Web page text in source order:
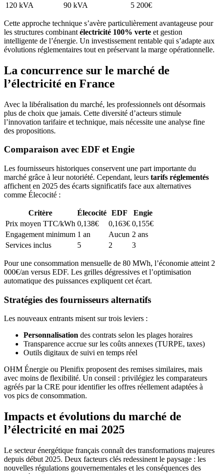
120 kVA
90 kVA 5 200€
Cette approche technique s’avère particulièrement avantageuse pour
les structures combinant électricité 100% verte et gestion
intelligente de l’énergie. Un investissement rentable qui s’adapte aux
évolutions réglementaires tout en préservant la marge opérationnelle.
La concurrence sur le marché de
l’électricité en France
Avec la libéralisation du marché, les professionnels ont désormais
plus de choix que jamais. Cette diversité d’acteurs stimule
l’innovation tarifaire et technique, mais nécessite une analyse fine
des propositions.
Comparaison avec EDF et Engie
Les fournisseurs historiques conservent une part importante du
marché grâce à leur notoriété. Cependant, leurs tarifs réglementés
affichent en 2025 des écarts significatifs face aux alternatives
comme Élecocité :
Critère Élecocité EDF
Engie
Prix moyen TTC/kWh 0,138€ 0,163€ 0,155€
Engagement minimum 1 an Aucun 2 ans
Services inclus
5 2 3
Pour une consommation mensuelle de 80 MWh, l’économie atteint 2
000€/an versus EDF. Les grilles dégressives et l’optimisation
automatique des puissances expliquent cet écart.
Stratégies des fournisseurs alternatifs
Les nouveaux entrants misent sur trois leviers :
Personnalisation des contrats selon les plages horaires
Transparence accrue sur les coûts annexes (TURPE, taxes)
Outils digitaux de suivi en temps réel
OHM Énergie ou Plenifix proposent des remises similaires, mais
avec moins de flexibilité. Un conseil : privilégiez les comparateurs
agréés par la CRE pour identifier les offres réellement adaptées à
vos pics de consommation.
Impacts et évolutions du marché de
l’électricité en mai 2025
Le secteur énergétique français connaît des transformations majeures
depuis début 2025. Deux facteurs clés redessinent le paysage : les
nouvelles régulations gouvernementales et les conséquences des